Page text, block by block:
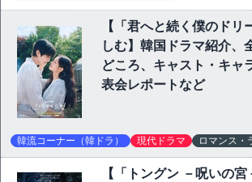
【「君へと続く僕のドリ
しむ】韓国ドラマ紹介、
どころ、キャスト・キャ
表会レポートなど
韓流コーナー（韓ドラ） 現代ドラマ ロマンス・
【「トングン －呪いの